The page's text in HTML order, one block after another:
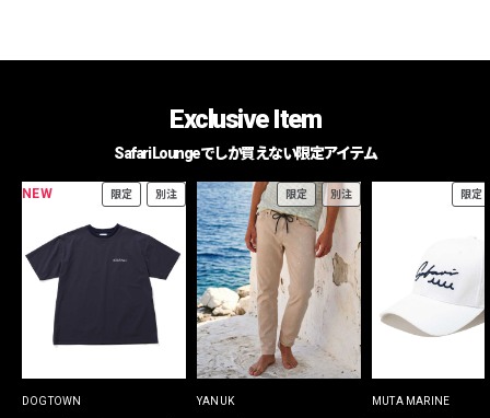
Exclusive Item
Safari Loungeでしか買えない限定アイテム
NEW 限定 別注
DOGTOWN
限定 別注
YANUK
限定
MUTA MARINE